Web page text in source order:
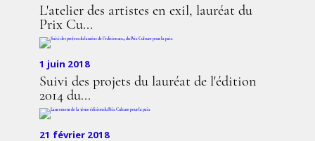
L'atelier des artistes en exil, lauréat du
Prix Cu...
1 juin 2018
Suivi des projets du lauréat de l'édition
2014 du...
21 février 2018